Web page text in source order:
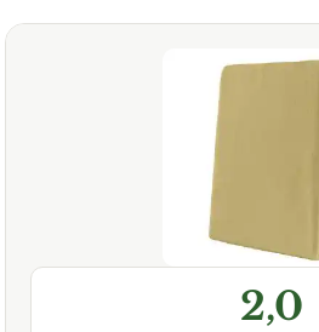
2,0